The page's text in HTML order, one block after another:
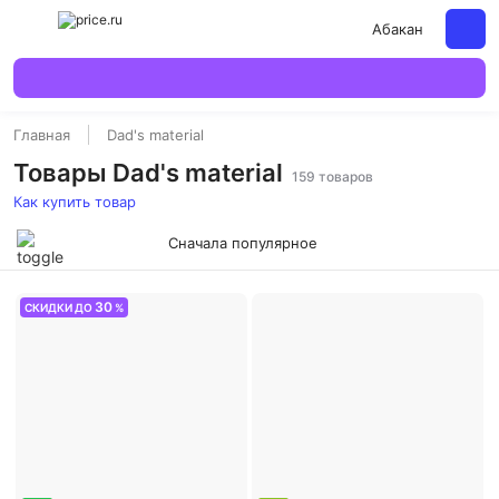
Абакан
Главная Dad's material
Товары Dad's material 159 товаров
Как купить товар
Сначала популярное
СКИДКИ ДО 30 %